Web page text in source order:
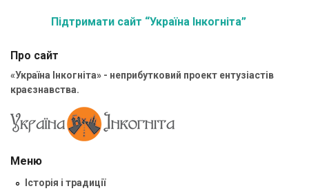
Підтримати сайт “Україна Інкогніта”
Про сайт
«Україна Інкогніта» - неприбутковий проект ентузіастів
краєзнавства.
Меню
Історія і традиції